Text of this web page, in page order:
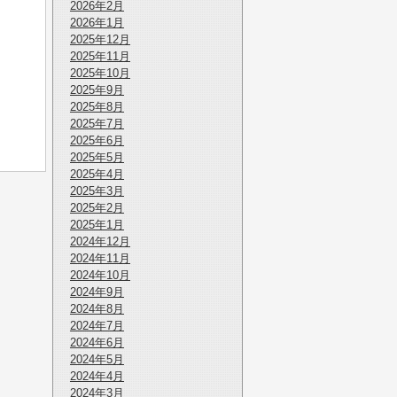
2026年2月
2026年1月
2025年12月
2025年11月
2025年10月
2025年9月
2025年8月
2025年7月
2025年6月
2025年5月
2025年4月
2025年3月
2025年2月
2025年1月
2024年12月
2024年11月
2024年10月
2024年9月
2024年8月
2024年7月
2024年6月
2024年5月
2024年4月
2024年3月